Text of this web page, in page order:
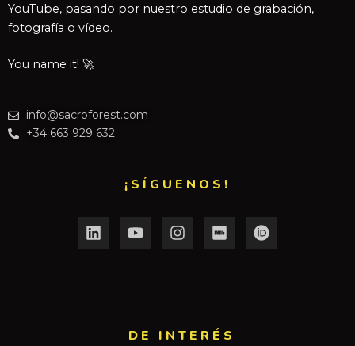
YouTube, pasando por nuestro estudio de grabación,
fotografía o vídeo.
You name it! 🚀
info@sacroforest.com
+34 663 929 632
¡SÍGUENOS!
DE INTERÉS​